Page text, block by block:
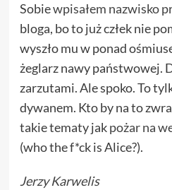
Sobiewpisałem nazwisko
bloga, bo to już człek nie
wyszło mu w ponad
żeglarz nawy państwowej.
zarzutami. Ale spoko. To
dywanem. Kto by na to
takie tematy jakpożar na
(who the f*ck is Alice?).
Jerzy Karwelis